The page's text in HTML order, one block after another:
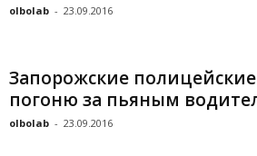
olbolab - 23.09.2016
Запорожские
погоню за пьяным
olbolab - 23.09.2016